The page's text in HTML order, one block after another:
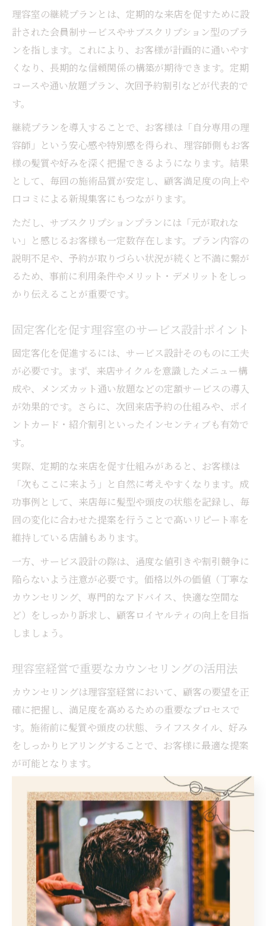
理容室の継続プランとは、定期的な来店を促すために設
計された会員制サービスやサブスクリプション型のプラ
ンを指します。これにより、お客様が計画的に通いやす
くなり、長期的な信頼関係の構築が期待できます。定期
コースや通い放題プラン、次回予約割引などが代表的で
す。
継続プランを導入することで、お客様は「自分専用の理
容師」という安心感や特別感を得られ、理容師側もお客
様の髪質や好みを深く把握できるようになります。結果
として、毎回の施術品質が安定し、顧客満足度の向上や
口コミによる新規集客にもつながります。
ただし、サブスクリプションプランには「元が取れな
い」と感じるお客様も一定数存在します。プラン内容の
説明不足や、予約が取りづらい状況が続くと不満に繋が
るため、事前に利用条件やメリット・デメリットをしっ
かり伝えることが重要です。
固定客化を促す理容室のサービス設計ポイント
固定客化を促進するには、サービス設計そのものに工夫
が必要です。まず、来店サイクルを意識したメニュー構
成や、メンズカット通い放題などの定額サービスの導入
が効果的です。さらに、次回来店予約の仕組みや、ポイ
ントカード・紹介割引といったインセンティブも有効で
す。
実際、定期的な来店を促す仕組みがあると、お客様は
「次もここに来よう」と自然に考えやすくなります。成
功事例として、来店毎に髪型や頭皮の状態を記録し、毎
回の変化に合わせた提案を行うことで高いリピート率を
維持している店舗もあります。
一方、サービス設計の際は、過度な値引きや割引競争に
陥らないよう注意が必要です。価格以外の価値（丁寧な
カウンセリング、専門的なアドバイス、快適な空間な
ど）をしっかり訴求し、顧客ロイヤルティの向上を目指
しましょう。
理容室経営で重要なカウンセリングの活用法
カウンセリングは理容室経営において、顧客の要望を正
確に把握し、満足度を高めるための重要なプロセスで
す。施術前に髪質や頭皮の状態、ライフスタイル、好み
をしっかりヒアリングすることで、お客様に最適な提案
が可能となります。
具体的には、初回カウンセリングシートの活用や、写真
やイメージを使ったビジュアル提案が有効です。経験豊
富な理容師ほど、細かなニュアンスやお客様の微妙な変
化に気付きやすく、信頼感を高めることができます。こ
うした積極的なコミュニケーションが、長期的な固定客
化につながります。
注意点として、ヒアリングが不十分だと「思っていた仕
上がりと違う」と感じさせてしまうリスクがあります。